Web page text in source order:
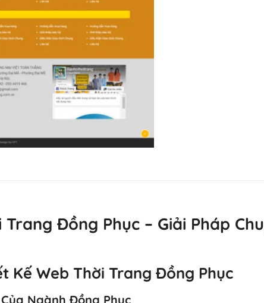
Đồng Phục – Giải Pháp
Kế Web Thời Trang Đồng Phục
Ngành Đồng Phục